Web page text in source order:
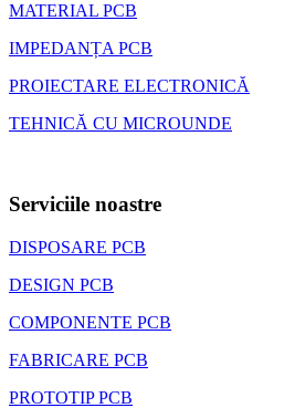
MATERIAL PCB
IMPEDANȚA PCB
PROIECTARE ELECTRONICĂ
TEHNICĂ CU MICROUNDE
Serviciile noastre
DISPOSARE PCB
DESIGN PCB
COMPONENTE PCB
FABRICARE PCB
PROTOTIP PCB